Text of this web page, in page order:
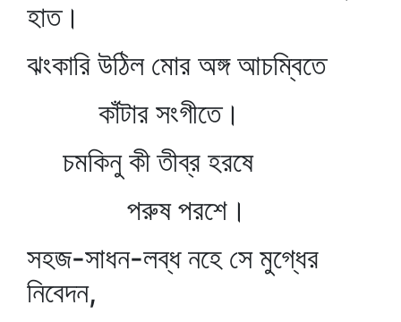
হাত।
ঝংকারি উঠিল মোর অঙ্গ আচম্বিতে
কাঁটার সংগীতে।
চমকিনু কী তীব্র হরষে
পরুষ পরশে।
সহজ-সাধন-লব্ধ নহে সে মুগ্ধের
নিবেদন,